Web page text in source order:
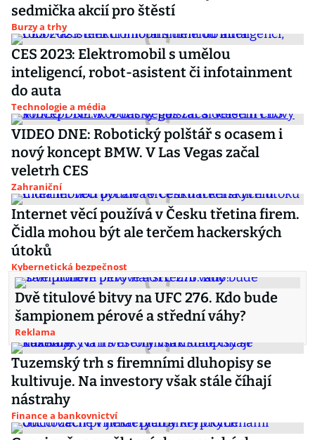
sedmička akcií pro štěstí
Burzy a trhy
CES 2023: Elektromobil s umělou
inteligencí, robot-asistent či infotainment
do auta
Technologie a média
VIDEO DNE: Robotický polštář s ocasem i
nový koncept BMW. V Las Vegas začal
veletrh CES
Zahraniční
Internet věcí používá v Česku třetina firem.
Čidla mohou být ale terčem hackerských
útoků
Kybernetická bezpečnost
Dvě titulové bitvy na UFC 276. Kdo bude
šampionem pérové a střední váhy?
Reklama
Tuzemský trh s firemními dluhopisy se
kultivuje. Na investory však stále číhají
nástrahy
Finance a bankovnictví